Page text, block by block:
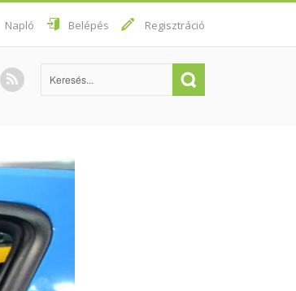
Napló Belépés Regisztráció